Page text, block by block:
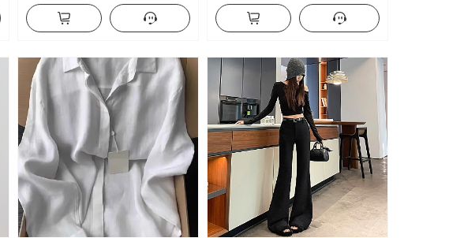
Vêtement de travail Bicolore Jupe
courte
shirt Femme Été Conception Sens
Court Ajusté Petit Mouche Manchon T-
shirt Top